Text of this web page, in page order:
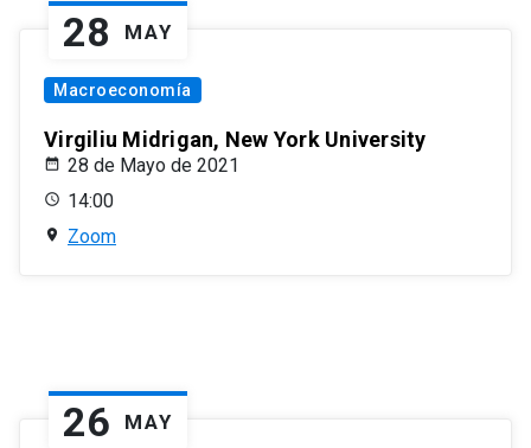
28 MAY
Macroeconomía
Virgiliu Midrigan, New York University
28 de Mayo de 2021
14:00
Zoom
26 MAY